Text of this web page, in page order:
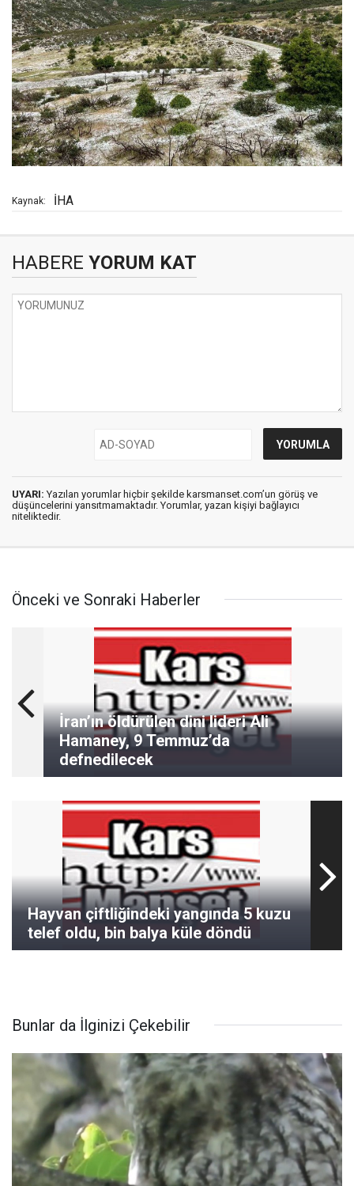
Kaynak: İHA
HABERE YORUM KAT
UYARI: Yazılan yorumlar hiçbir şekilde karsmanset.com’un görüş ve
düşüncelerini yansıtmamaktadır. Yorumlar, yazan kişiyi bağlayıcı
niteliktedir.
Önceki ve Sonraki Haberler
İran’ın öldürülen dini lideri Ali
Hamaney, 9 Temmuz’da
defnedilecek
Hayvan çiftliğindeki yangında 5 kuzu
telef oldu, bin balya küle döndü
Bunlar da İlginizi Çekebilir